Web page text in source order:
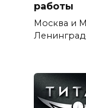
работы
Москва и